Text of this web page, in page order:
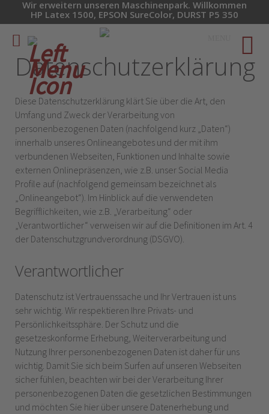
Datenschutzerklärung
Diese Datenschutzerklärung klärt Sie über die Art, den
Umfang und Zweck der Verarbeitung von
personenbezogenen Daten (nachfolgend kurz „Daten“)
innerhalb unseres Onlineangebotes und der mit ihm
verbundenen Webseiten, Funktionen und Inhalte sowie
externen Onlinepräsenzen, wie z.B. unser Social Media
Profile auf (nachfolgend gemeinsam bezeichnet als
„Onlineangebot“). Im Hinblick auf die verwendeten
Begrifflichkeiten, wie z.B. „Verarbeitung“ oder
„Verantwortlicher“ verweisen wir auf die Definitionen im Art. 4
der Datenschutzgrundverordnung (DSGVO).
Verantwortlicher
Datenschutz ist Vertrauenssache und Ihr Vertrauen ist uns
sehr wichtig. Wir respektieren Ihre Privats- und
Persönlichkeitssphäre. Der Schutz und die
gesetzeskonforme Erhebung, Weiterverarbeitung und
Nutzung Ihrer personenbezogenen Daten ist daher für uns
wichtig. Damit Sie sich beim Surfen auf unseren Webseiten
sicher fühlen, beachten wir bei der Verarbeitung Ihrer
personenbezogenen Daten die gesetzlichen Bestimmungen
und möchten Sie hier über unsere Datenerhebung und
Wir erweitern unseren Maschinenpark. Willkommen
HP Latex 1500, EPSON SureColor, DURST P5 350